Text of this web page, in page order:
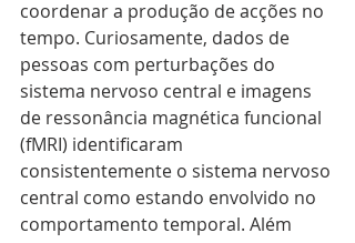
coordenar a produção de acções no
tempo. Curiosamente, dados de
pessoas com perturbações do
sistema nervoso central e imagens
de ressonância magnética funcional
(fMRI) identificaram
consistentemente o sistema nervoso
central como estando envolvido no
comportamento temporal. Além